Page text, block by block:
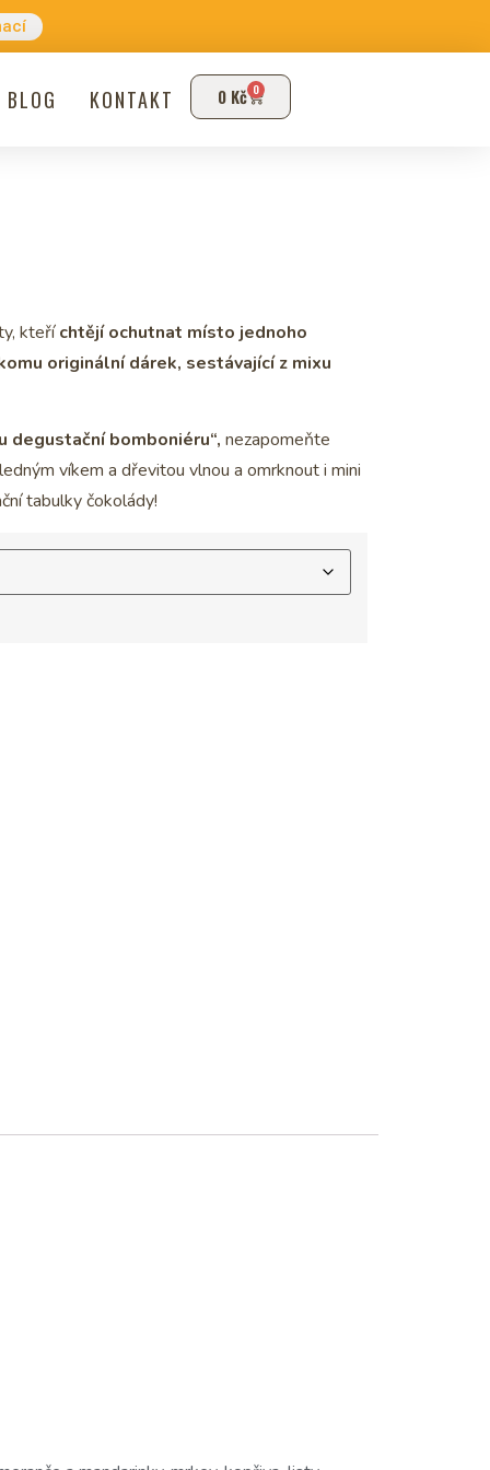
BLOG KONTAKT 0 Kč 0
kteříchtějí ochutnat místo jednoho
originální dárek, sestávající z mixu
degustační bomboniéru“, nezapomeňte
víkem a dřevitou vlnou a omrknout i mini
tabulky čokolády!